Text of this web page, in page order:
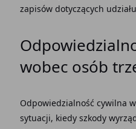
zapisów dotyczących
wobec osób
Odpowiedzialność cywilna
sytuacji, kiedy szkody